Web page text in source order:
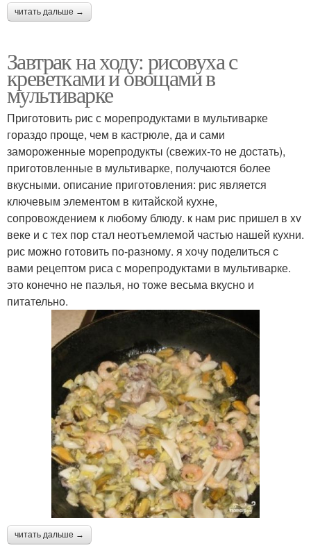
читать дальше →
Завтрак на ходу: рисовуха с
креветками и овощами в
мультиварке
Приготовить рис с морепродуктами в мультиварке
гораздо проще, чем в кастрюле, да и сами
замороженные морепродукты (свежих-то не достать),
приготовленные в мультиварке, получаются более
вкусными. описание приготовления: рис является
ключевым элементом в китайской кухне,
сопровождением к любому блюду. к нам рис пришел в xv
веке и с тех пор стал неотъемлемой частью нашей кухни.
рис можно готовить по-разному. я хочу поделиться с
вами рецептом риса с морепродуктами в мультиварке.
это конечно не паэлья, но тоже весьма вкусно и
питательно.
читать дальше →